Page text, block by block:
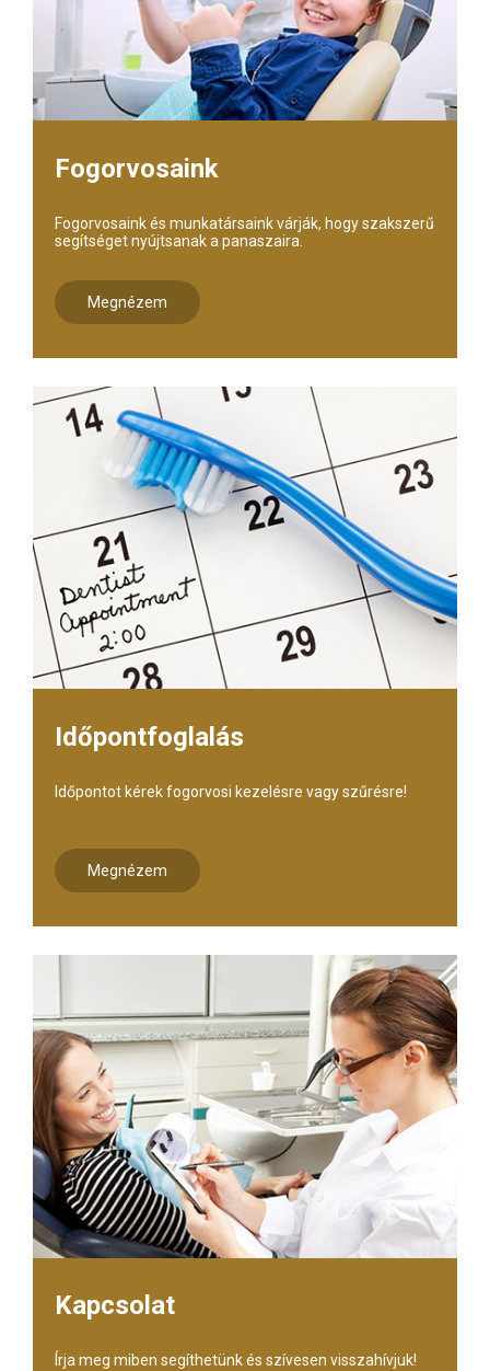
Fogorvosaink
Fogorvosaink és munkatársaink várják, hogy szakszerű
segítséget nyújtsanak a panaszaira.
Megnézem
Időpontfoglalás
Időpontot kérek fogorvosi kezelésre vagy szűrésre!
Megnézem
Kapcsolat
Írja meg miben segíthetünk és szívesen visszahívjuk!